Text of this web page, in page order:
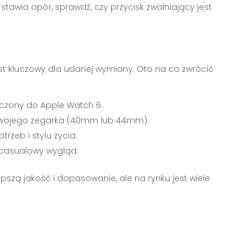
opór, sprawdź, czy przycisk zwalniający jest
kluczowy dla udanej wymiany. Oto na co zwrócić
do Apple Watch 6.
zegarka (40mm lub 44mm).
i stylu życia.
wygląd.
jakość i dopasowanie, ale na rynku jest wiele